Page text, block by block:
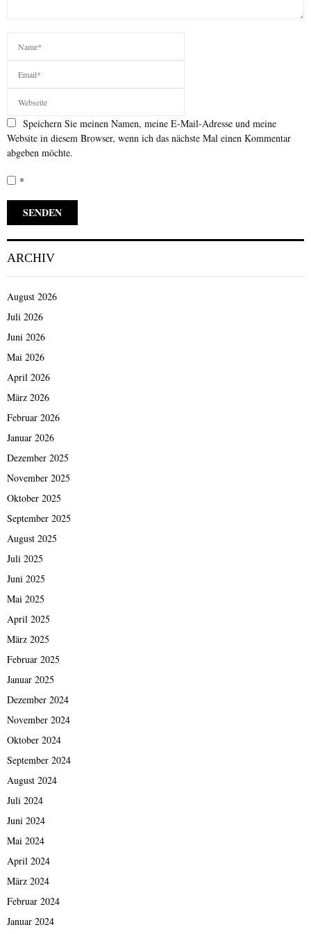
Speichern Sie meinen Namen, meine E-Mail-Adresse und meine
Website in diesem Browser, wenn ich das nächste Mal einen Kommentar
abgeben möchte.
*
ARCHIV
August 2026
Juli 2026
Juni 2026
Mai 2026
April 2026
März 2026
Februar 2026
Januar 2026
Dezember 2025
November 2025
Oktober 2025
September 2025
August 2025
Juli 2025
Juni 2025
Mai 2025
April 2025
März 2025
Februar 2025
Januar 2025
Dezember 2024
November 2024
Oktober 2024
September 2024
August 2024
Juli 2024
Juni 2024
Mai 2024
April 2024
März 2024
Februar 2024
Januar 2024